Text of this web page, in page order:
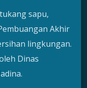
sapu,
Akhir
lingkungan.
Dinas